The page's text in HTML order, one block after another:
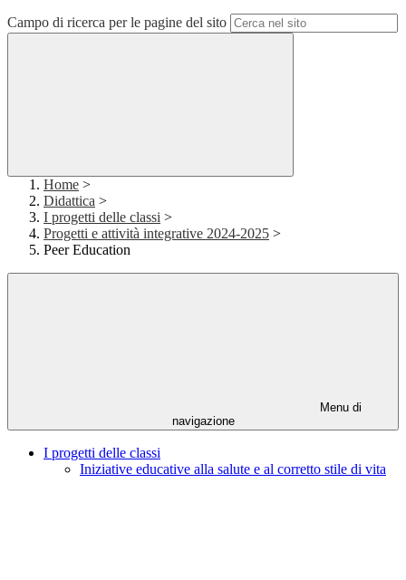
Campo di ricerca per le pagine del sito
Home >
Didattica >
I progetti delle classi >
Progetti e attività integrative 2024-2025 >
Peer Education
Menu di
navigazione
I progetti delle classi
Iniziative educative alla salute e al corretto stile di vita